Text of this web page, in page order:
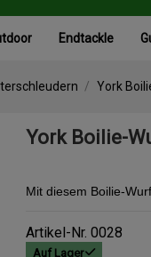
Endtackle
York
York Boilie-
Mit diesem Boilie-
Artikel-Nr. 0028
Auf Lager